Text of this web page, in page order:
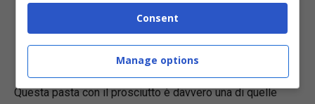
piace, del prezzemolo fresco tritato.
Servite subito ben calda per gustare tutta la cremosità
Questa pasta con il prosciutto è davvero una di quelle
Consent
Manage options